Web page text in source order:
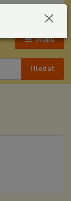
Menu
Hledat
0,00 Kč